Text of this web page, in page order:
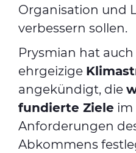
Organisation und
verbessern sollen.
Prysmian hat
ehrgeizige
angekündigt, die
fundierte Ziele im
Anforderungen
Abkommens